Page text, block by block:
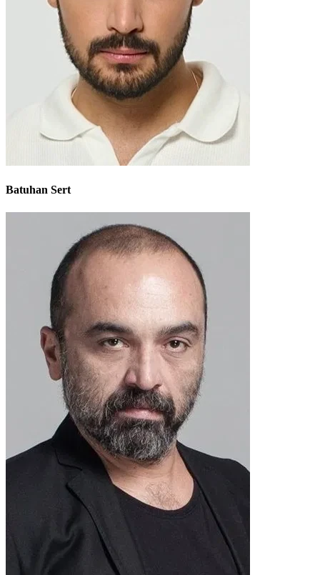
Batuhan Sert